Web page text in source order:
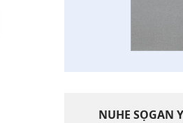
NUHE SỌGAN